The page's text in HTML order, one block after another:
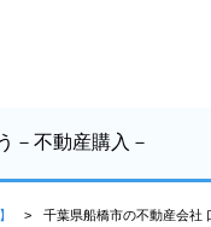
－不動産購入－
千葉県船橋市の不動産会社